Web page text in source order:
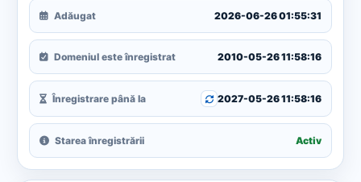
Adăugat 2026-06-26 01:55:31
Domeniul este înregistrat 2010-05-26 11:58:16
Înregistrare până la 2027-05-26 11:58:16
Starea înregistrării Activ